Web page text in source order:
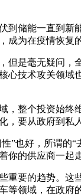
储能一直到
为在疫情恢复
是毫无疑问
技术攻关领
整个投资始
要从政府到私
”也好，所谓的
的供应商一起
要的趋势。
领域，在政